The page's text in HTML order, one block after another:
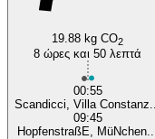
19.88 kg CO2
8 ώρες και 50 λεπτά
00:55
Scandicci, Villa Constanz...
09:45
HopfenstraßE, MüNchen...